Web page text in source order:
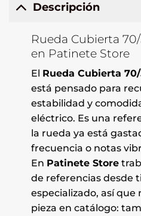
Descripción
Rueda Cubierta
en Patinete Store
El Rueda Cubierta
está pensado para
estabilidad y
eléctrico. Es una
la rueda ya está
frecuencia o notas
En Patinete Store
de referencias desde
especializado, así que
pieza en catálogo: